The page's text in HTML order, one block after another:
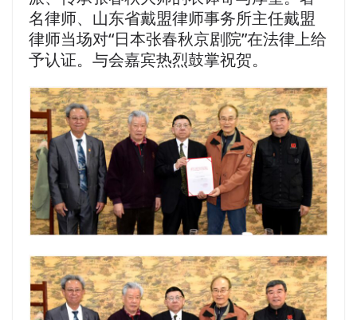
名律师、山东省戴盟律师事务所主任戴盟
律师当场对“日本张春秋京剧院”在法律上给
予认证。与会嘉宾热烈鼓掌祝贺。